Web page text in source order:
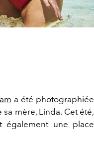
a été photographiée
sa mère, Linda. Cet été,
également une place